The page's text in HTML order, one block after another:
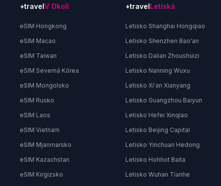
+travelV Okolí
eSIM Hongkong
eSIM Macao
eSIM Taiwan
eSIM Severná Kórea
eSIM Mongolsko
eSIM Rusko
eSIM Laos
eSIM Vietnam
eSIM Mjanmarsko
eSIM Kazachstan
eSIM Kirgizsko
+travelLetiská
Letisko Shanghai Hongqiao
Letisko Shenzhen Bao'an
Letisko Dalian Zhoushuizi
Letisko Nanning Wuxu
Letisko Xi'an Xianyang
Letisko Guangzhou Baiyun
Letisko Hefei Xinqiao
Letisko Beijing Capital
Letisko Yinchuan Hedong
Letisko Hohhot Baita
Letisko Wuhan Tianhe